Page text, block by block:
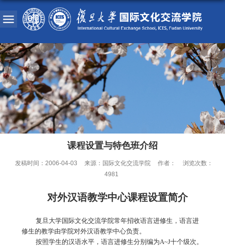
课程设置与特色班介绍
发稿时间：2006-04-03 来源：国际文化交流学院 作者：
浏览次数：
4981
对外汉语教学中心课程设置简介
复旦大学国际文化交流学院常年招收语言进修生，语言进
修生的教学由学院对外汉语教学中心负责。
按照学生的汉语水平，语言进修生分别编为A~J十个级次。